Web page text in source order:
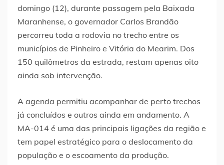
domingo (12), durante passagem pela Baixada
Maranhense, o governador Carlos Brandão
percorreu toda a rodovia no trecho entre os
municípios de Pinheiro e Vitória do Mearim. Dos
150 quilômetros da estrada, restam apenas oito
ainda sob intervenção.
A agenda permitiu acompanhar de perto trechos
já concluídos e outros ainda em andamento. A
MA-014 é uma das principais ligações da região e
tem papel estratégico para o deslocamento da
população e o escoamento da produção.